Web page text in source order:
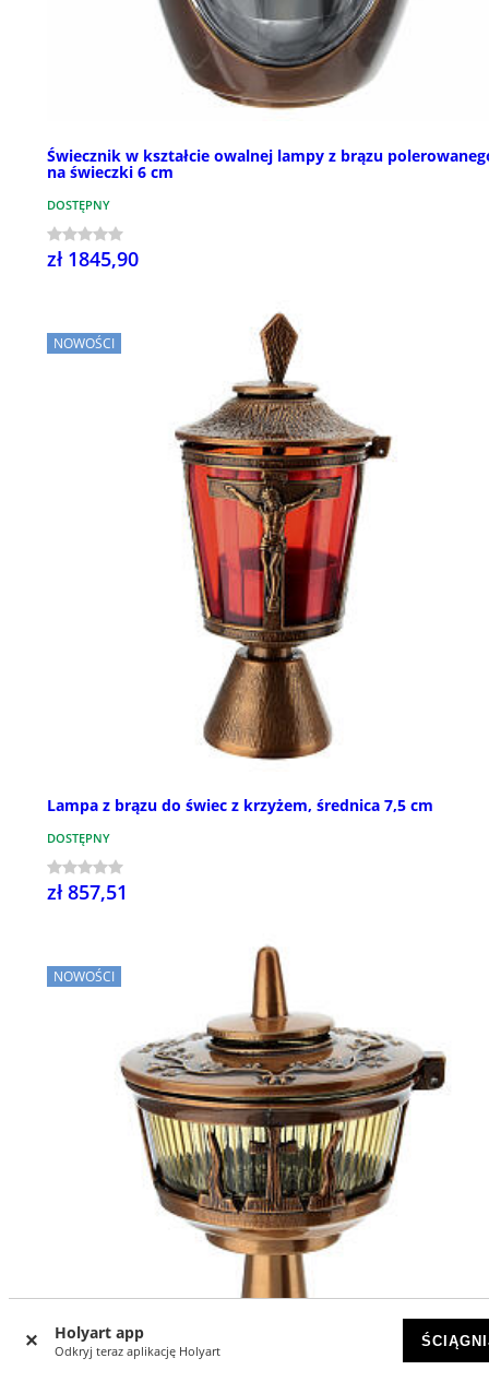
Holyart app
Odkryj teraz aplikację Holyart
Świecznik w kształcie owalnej lampy z brązu
na świeczki 6 cm
DOSTĘPNY
zł 1845,90
NOWOŚCI
Lampa z brązu do świec z krzyżem, średnica 7,5 cm
DOSTĘPNY
zł 857,51
NOWOŚCI